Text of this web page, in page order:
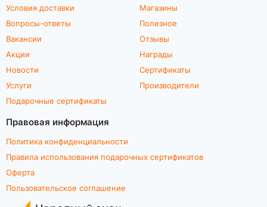
Условия доставки
Вопросы-ответы
Вакансии
Акции
Новости
Услуги
Подарочные сертификаты
Магазины
Полезное
Отзывы
Награды
Сертификаты
Производители
Правовая информация
Политика конфиденциальности
Правила использования подарочных сертификатов
Оферта
Пользовательское соглашение